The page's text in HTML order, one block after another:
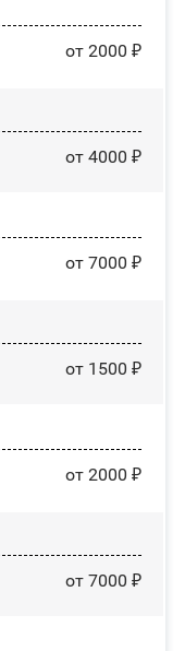
от 2000 ₽
от 4000 ₽
от 7000 ₽
от 1500 ₽
от 2000 ₽
от 7000 ₽